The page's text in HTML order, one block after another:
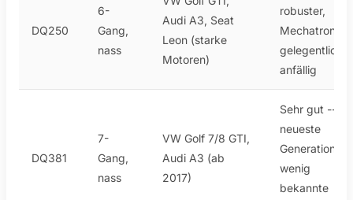
DQ250
6-
Gang,
nass
Audi A3, Seat
Leon (starke
Motoren)
robuster,
Mechatronik
gelegentlich
anfällig
DQ381
7-
Gang,
nass
VW Golf 7/8 GTI,
Audi A3 (ab
2017)
Sehr gut --
neueste
Generation,
wenig
bekannte